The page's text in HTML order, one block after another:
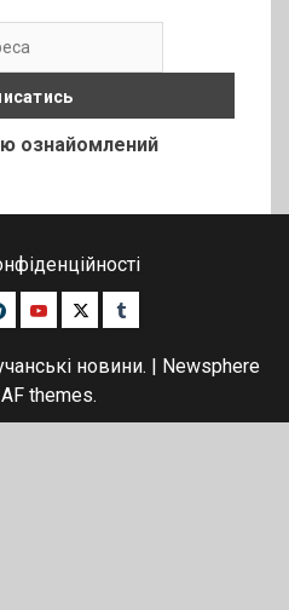
ознайомлений
YoutubeTwitterTumblr
новини.
Newsphere
themes.